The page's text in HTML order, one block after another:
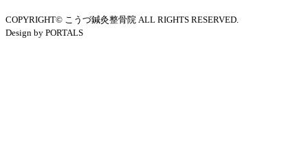
COPYRIGHT© こうづ鍼灸整骨院 ALL RIGHTS RESERVED.
Design by PORTALS